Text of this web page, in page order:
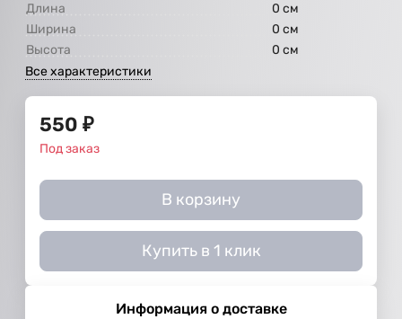
Длина
0 см
Ширина
0 см
Высота
0 см
Все характеристики
550 ₽
Под заказ
В корзину
Купить в 1 клик
Информация о доставке